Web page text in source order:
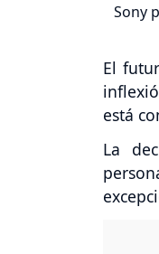
Sony
El
está
La